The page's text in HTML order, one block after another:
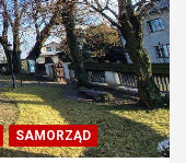
SAMORZĄD